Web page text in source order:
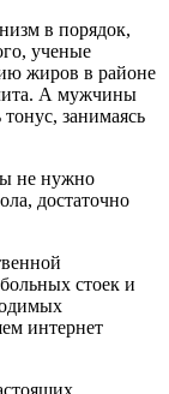
в порядок,
ученые
жиров в районе
А мужчины
занимаясь
не нужно
достаточно
стоек и
интернет